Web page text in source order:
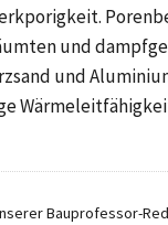
und
und
Bauprofessor-